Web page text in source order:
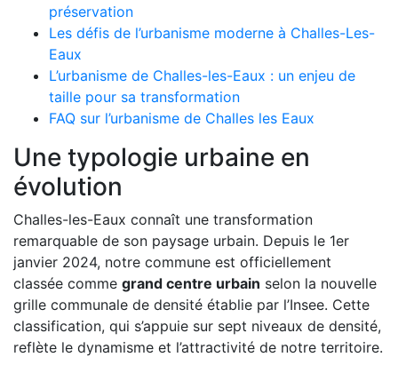
préservation
Les défis de l’urbanisme moderne à Challes-Les-
Eaux
L’urbanisme de Challes-les-Eaux : un enjeu de
taille pour sa transformation
FAQ sur l’urbanisme de Challes les Eaux
Une typologie urbaine en
évolution
Challes-les-Eaux connaît une transformation
remarquable de son paysage urbain. Depuis le 1er
janvier 2024, notre commune est officiellement
classée comme grand centre urbain selon la nouvelle
grille communale de densité établie par l’Insee. Cette
classification, qui s’appuie sur sept niveaux de densité,
reflète le dynamisme et l’attractivité de notre territoire.